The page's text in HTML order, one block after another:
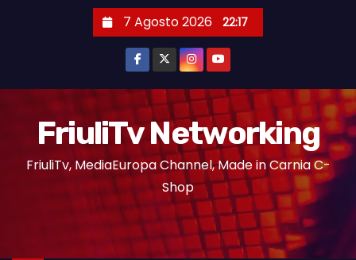
7 Agosto 2026 22:17
FriuliTv Networking
FriuliTv, MediaEuropa Channel, Made in Carnia C-
Shop